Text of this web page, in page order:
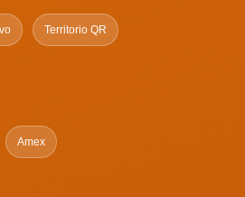
Territorio QR
Amex